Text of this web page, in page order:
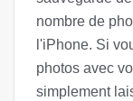
nombre de
l'iPhone. Si
photos avec
simplement